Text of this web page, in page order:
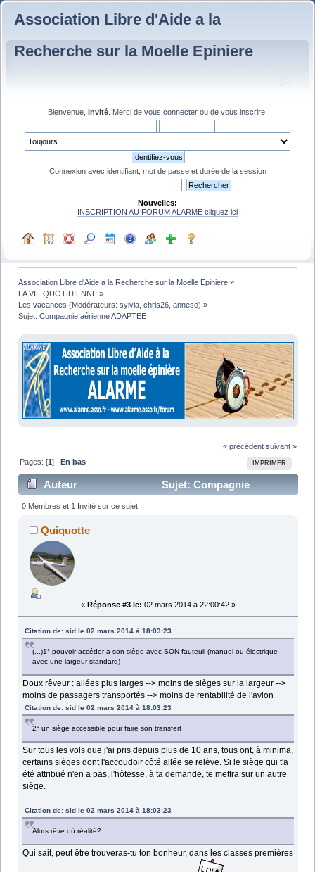
Association Libre d'Aide a la
Recherche sur la Moelle Epiniere
Bienvenue, Invité . Merci de vous connecter ou de vous inscrire
Connexion avec identifiant, mot de passe et durée de la session
Nouvelles:
INSCRIPTION AU FORUM ALARME cliquez ici
Association Libre d'Aide a la Recherche sur la Moelle Epiniere »
LA VIE QUOTIDIENNE »
Les vacances (Modérateurs:sylvia ,chris26 ,anneso) »
Sujet:Compagnie aérienne ADAPTEE
« précédent suivant »
IMPRIMER
Pages: [1] En bas
Auteur
Sujet: Compagnie
aérienne ADAPTEE (Lu 5808 fois)
0 Membres et 1 Invité sur ce sujet
Quiquotte
« Réponse #3 le: 02 mars 2014 à 22:00:42 »
Citation de: sid le 02 mars 2014 à 18:03:23
(...)1° pouvoir accéder a son siège avec SON fauteuil (manuel ou électrique
avec une largeur standard)
Doux rêveur : allées plus larges --> moins de sièges sur la largeur -->
moins de passagers transportés --> moins de rentabilité de l'avion
Citation de: sid le 02 mars 2014 à 18:03:23
2° un siège accessible pour faire son transfert
Sur tous les vols que j'ai pris depuis plus de 10 ans, tous ont, à minima,
certains sièges dont l'accoudoir côté allée se relève. Si le siège qui t'a
été attribué n'en a pas, l'hôtesse, à ta demande, te mettra sur un autre
siège.
Citation de: sid le 02 mars 2014 à 18:03:23
Alors rêve où réalité?...
Qui sait, peut être trouveras-tu ton bonheur, dans les classes premières